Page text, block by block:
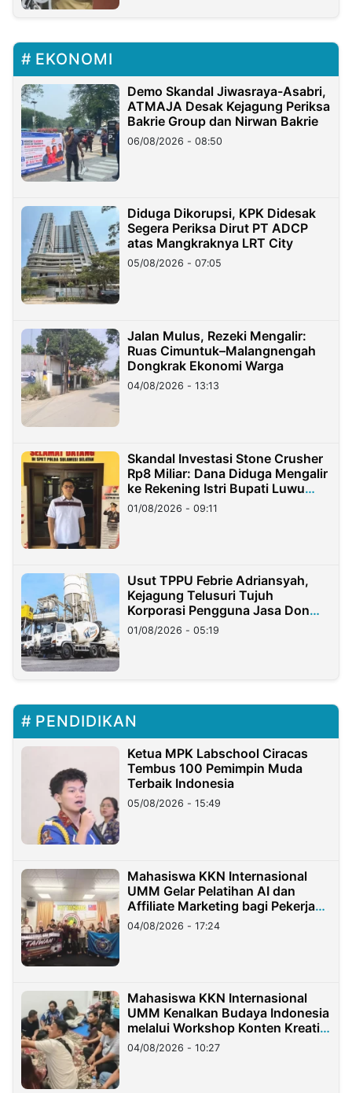
EKONOMI
Demo Skandal Jiwasraya-Asabri,
ATMAJA Desak Kejagung Periksa
Bakrie Group dan Nirwan Bakrie
06/08/2026 - 08:50
Diduga Dikorupsi, KPK Didesak
Segera Periksa Dirut PT ADCP
atas Mangkraknya LRT City
05/08/2026 - 07:05
Jalan Mulus, Rezeki Mengalir:
Ruas Cimuntuk–Malangnengah
Dongkrak Ekonomi Warga
04/08/2026 - 13:13
Skandal Investasi Stone Crusher
Rp8 Miliar: Dana Diduga Mengalir
ke Rekening Istri Bupati Luwu
Timur
01/08/2026 - 09:11
Usut TPPU Febrie Adriansyah,
Kejagung Telusuri Tujuh
Korporasi Pengguna Jasa Don
Ritto
01/08/2026 - 05:19
PENDIDIKAN
Ketua MPK Labschool Ciracas
Tembus 100 Pemimpin Muda
Terbaik Indonesia
05/08/2026 - 15:49
Mahasiswa KKN Internasional
UMM Gelar Pelatihan AI dan
Affiliate Marketing bagi Pekerja
Migran Indonesia di Taiwan
04/08/2026 - 17:24
Mahasiswa KKN Internasional
UMM Kenalkan Budaya Indonesia
melalui Workshop Konten Kreatif
di Taiwan
04/08/2026 - 10:27